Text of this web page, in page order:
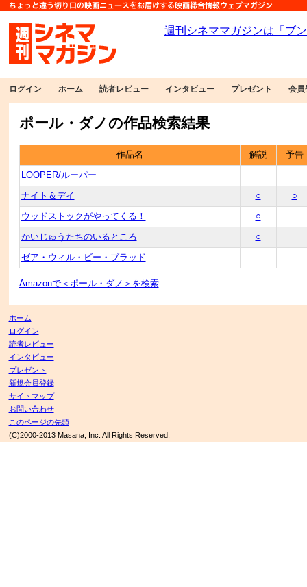
ログイン ホーム 読者レビュー インタビュー プレゼント 会員
ポール・ダノの作品検索結果
作品名 解説 予告
LOOPER/ルーパー
ナイト＆デイ ○ ○
ウッドストックがやってくる！ ○
かいじゅうたちのいるところ ○
ゼア・ウィル・ビー・ブラッド
Amazonで＜ポール・ダノ＞を検索
ホーム
ログイン
読者レビュー
インタビュー
プレゼント
新規会員登録
サイトマップ
お問い合わせ
このページの先頭
(C)2000-2013 Masana, Inc. All Rights Reserved.